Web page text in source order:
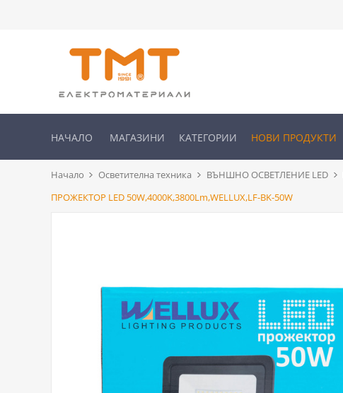
НАЧАЛО МАГАЗИНИ КАТЕГОРИИ НОВИ ПРОДУКТИ
Начало Осветителна техника ВЪНШНО ОСВЕТЛЕНИЕ LED
ПРОЖЕКТОР LED 50W,4000K,3800Lm,WELLUX,LF-BK-50W